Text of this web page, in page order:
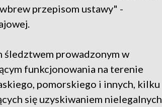
przepisom ustawy" -
śledztwem prowadzonym w
funkcjonowania na terenie
pomorskiego i innych, kilku
się uzyskiwaniem nielegalnych